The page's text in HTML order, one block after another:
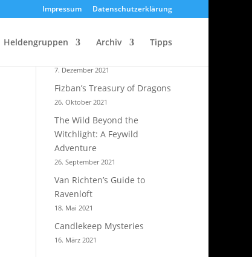
Impressum Datenschutzerklärung
Heldengruppen Archiv Tipps
Strixhaven – A Curriculum of
7. Dezember 2021
Fizban’s Treasury of Dragons
26. Oktober 2021
The Wild Beyond the
Witchlight: A Feywild
Adventure
26. September 2021
Van Richten’s Guide to
Ravenloft
18. Mai 2021
Candlekeep Mysteries
16. März 2021